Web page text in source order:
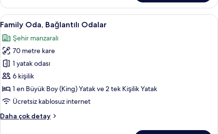
fotoğrafları
görün
Büyük
(King)
Boy
Engellilere
Uygun
(Taksim)
hakkında
daha
fazla
detay
Family
Oda,
Bağlantılı
Odalar
için
tüm
fotoğrafları
görün
Kaliteli yatak takımı, Tempur-Pedic
12
Family Oda, Bağlantılı Odalar
Şehir manzaralı
70 metre kare
1 yatak odası
6 kişilik
1 en Büyük Boy (King) Yatak ve 2 tek Kişilik Yatak
Ücretsiz kablosuz internet
Daha çok detay
Family